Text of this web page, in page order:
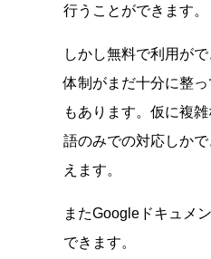
行うことができます。
しかし無料で利用が
体制がまだ十分に整
もあります。仮に複
語のみでの対応しか
えます。
またGoogleドキュメ
できます。